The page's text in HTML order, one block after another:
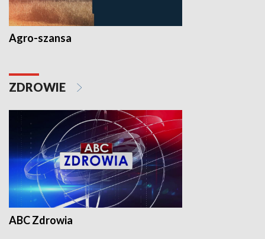
Agro-szansa
ZDROWIE
ABC Zdrowia